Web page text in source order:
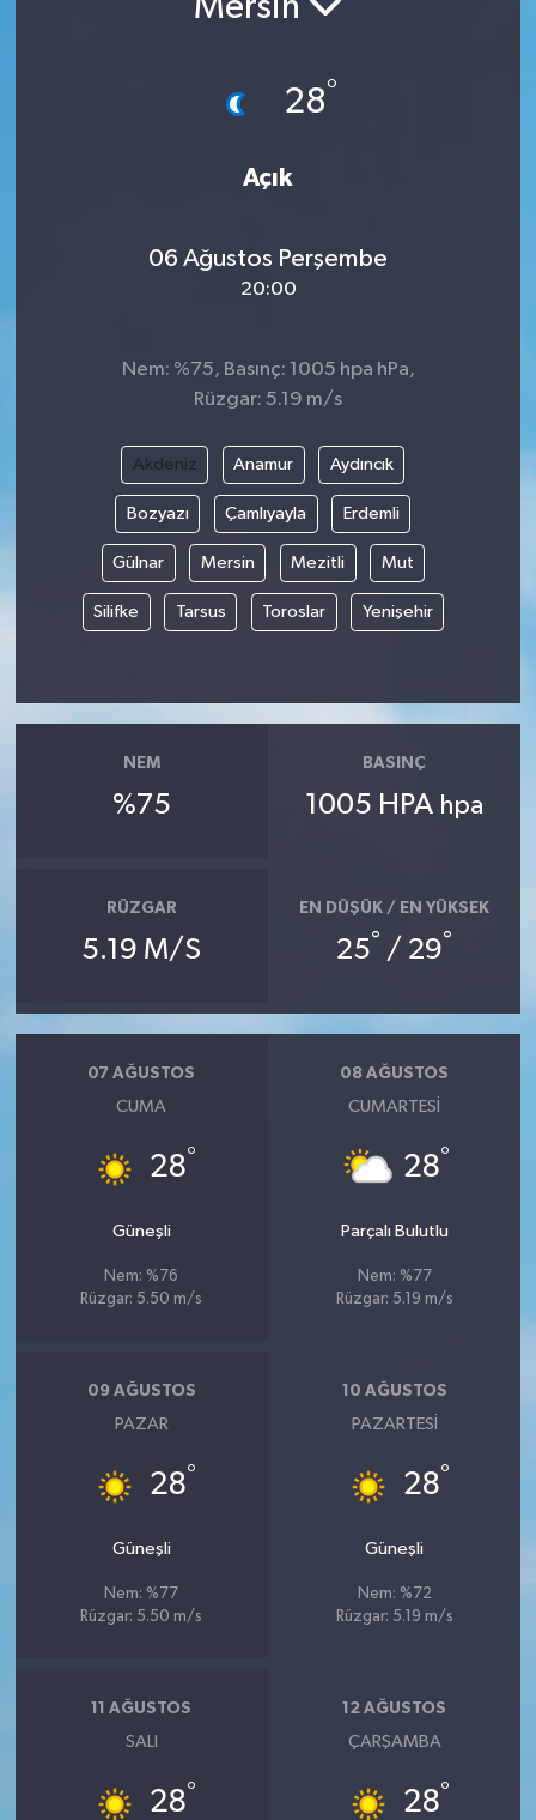
Mersin
28°
Açık
06 Ağustos Perşembe
20:00
Nem: %75, Basınç: 1005 hpa hPa,
Rüzgar: 5.19 m/s
Akdeniz Anamur Aydıncık
Bozyazı Çamlıyayla Erdemli
Gülnar Mersin Mezitli Mut
Silifke Tarsus Toroslar Yenişehir
NEM
%75
BASINÇ
1005 HPA hpa
RÜZGAR
5.19 M/S
EN DÜŞÜK / EN YÜKSEK
25° / 29°
07 AĞUSTOS
CUMA
28°
Güneşli
Nem: %76
Rüzgar: 5.50 m/s
08 AĞUSTOS
CUMARTESI
28°
Parçalı Bulutlu
Nem: %77
Rüzgar: 5.19 m/s
09 AĞUSTOS
PAZAR
28°
Güneşli
Nem: %77
Rüzgar: 5.50 m/s
10 AĞUSTOS
PAZARTESI
28°
Güneşli
Nem: %72
Rüzgar: 5.19 m/s
11 AĞUSTOS
SALI
28°
12 AĞUSTOS
ÇARŞAMBA
28°